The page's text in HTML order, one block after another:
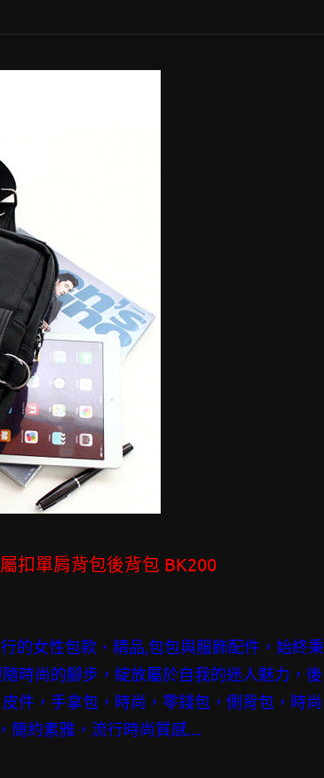
扣單肩背包後背包 BK200
的女性包款、精品,包包與服飾配件，始終秉
時尚的腳步，綻放屬於自我的迷人魅力，後
件，手拿包，時尚，零錢包，側背包，時尚
約素雅，流行時尚質感....